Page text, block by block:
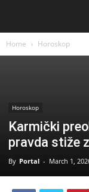
Home Horoskop
Horoskop
Karmički
pravda stiže
By Portal - March 1,